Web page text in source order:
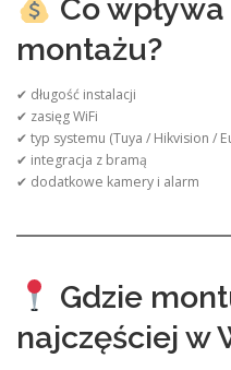
Co
montażu?
✔ długość instalacji
✔ zasięg WiFi
✔ typ systemu (Tuya / Hikvision /
✔ integracja z bramą
✔ dodatkowe kamery i alarm
Gdzie
najczęściej w